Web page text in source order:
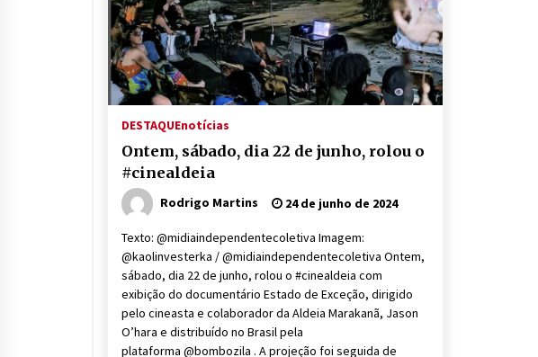
DESTAQUEnotícias
Ontem, sábado, dia 22 de junho, rolou o
#cinealdeia
Rodrigo Martins 24 de junho de 2024
Texto: @midiaindependentecoletiva Imagem:
@kaolinvesterka / @midiaindependentecoletiva Ontem,
sábado, dia 22 de junho, rolou o #cinealdeia com
exibição do documentário Estado de Exceção, dirigido
pelo cineasta e colaborador da Aldeia Marakanã, Jason
O’hara e distribuído no Brasil pela
plataforma @bombozila . A projeção foi seguida de